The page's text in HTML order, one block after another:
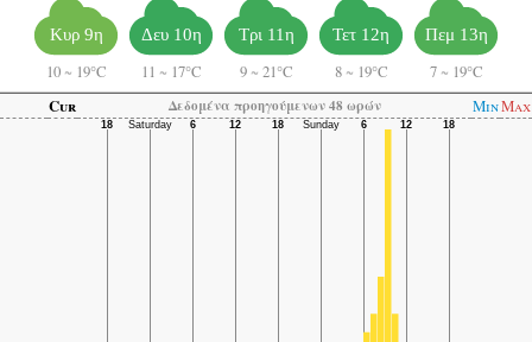
Κυρ 9η
10 ~ 19°C
Δευ 10η
11 ~ 17°C
Τρι 11η
9 ~ 21°C
Τετ 12η
8 ~ 19°C
Πεμ 13η
7 ~ 19°C
Cur
Δεδομένα προηγούμενων 48 ωρών MinMax